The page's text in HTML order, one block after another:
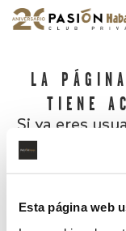
Esta página web
LA
TIENE
Si ya eres